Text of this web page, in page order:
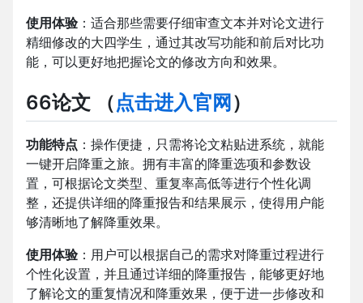
使用体验：适合那些需要仔细审查文本并对论文进行
精细修改的大四学生，通过其改写功能和前后对比功
能，可以更好地把握论文的修改方向和效果。
66论文 （点击进入官网 ）
功能特点 ：操作便捷，只需将论文粘贴进系统，就能
一键开启降重之旅。拥有丰富的降重选项和参数设
置，可根据论文类型、重复率高低等进行个性化调
整，还提供详细的降重报告和结果展示，使得用户能
够清晰地了解降重效果。
使用体验：用户可以根据自己的需求对降重过程进行
个性化设置，并且通过详细的降重报告，能够更好地
了解论文的重复情况和降重效果，便于进一步修改和